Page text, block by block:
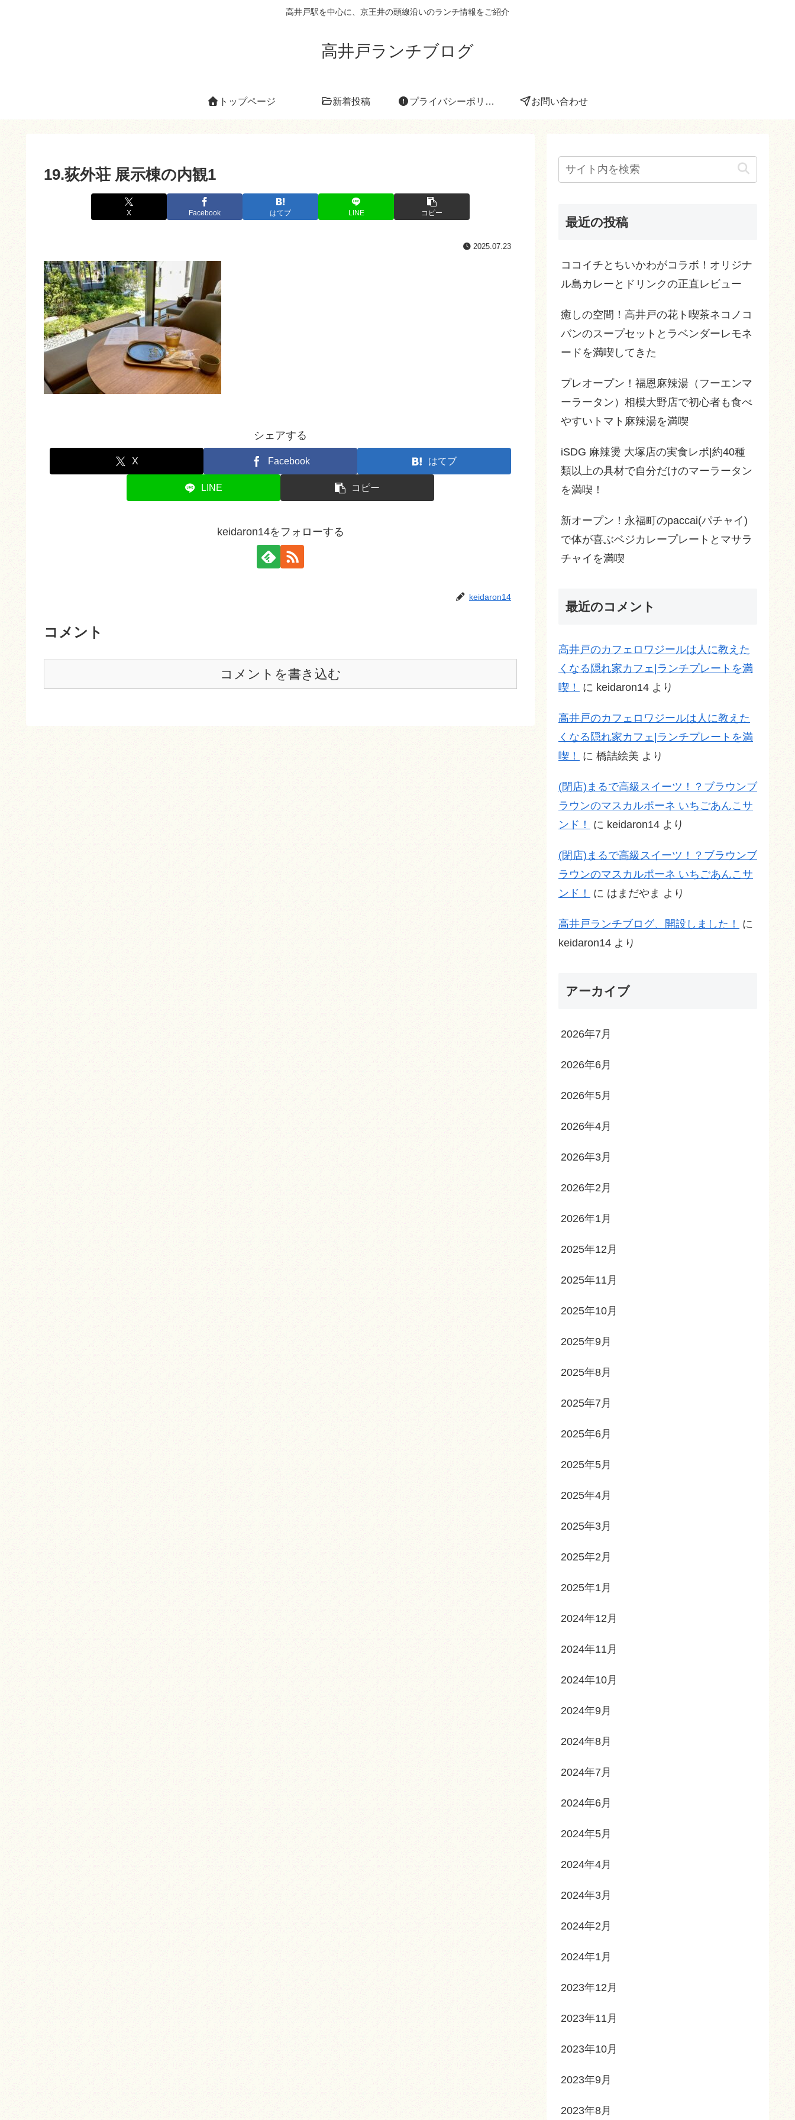
高井戸駅を中心に、京王井の頭線沿いのランチ情報をご紹介
高井戸ランチブログ
トップページ 新着投稿 プライバシーポリシー お問い合わせ
19.荻外荘 展示棟の内観1
X Facebook はてブ LINE コピー
2025.07.23
シェアする
X Facebook はてブ
LINE コピー
keidaron14をフォローする
keidaron14
コメント
コメントを書き込む
最近の投稿
ココイチとちいかわがコラボ！オリジナ
ル島カレーとドリンクの正直レビュー
癒しの空間！高井戸の花ト喫茶ネコノコ
バンのスープセットとラベンダーレモネ
ードを満喫してきた
プレオープン！福恩麻辣湯（フーエンマ
ーラータン）相模大野店で初心者も食べ
やすいトマト麻辣湯を満喫
iSDG 麻辣燙 大塚店の実食レポ|約40種
類以上の具材で自分だけのマーラータン
を満喫！
新オープン！永福町のpaccai(パチャイ)
で体が喜ぶベジカレープレートとマサラ
チャイを満喫
最近のコメント
高井戸のカフェロワジールは人に教えた
くなる隠れ家カフェ|ランチプレートを満
喫！
に keidaron14 より
高井戸のカフェロワジールは人に教えた
くなる隠れ家カフェ|ランチプレートを満
喫！
に 橋詰絵美 より
(閉店)まるで高級スイーツ！？ブラウンブ
ラウンのマスカルポーネ いちごあんこサ
ンド！
に keidaron14 より
(閉店)まるで高級スイーツ！？ブラウンブ
ラウンのマスカルポーネ いちごあんこサ
ンド！
に はまだやま より
高井戸ランチブログ、開設しました！
に
keidaron14 より
アーカイブ
2026年7月
2026年6月
2026年5月
2026年4月
2026年3月
2026年2月
2026年1月
2025年12月
2025年11月
2025年10月
2025年9月
2025年8月
2025年7月
2025年6月
2025年5月
2025年4月
2025年3月
2025年2月
2025年1月
2024年12月
2024年11月
2024年10月
2024年9月
2024年8月
2024年7月
2024年6月
2024年5月
2024年4月
2024年3月
2024年2月
2024年1月
2023年12月
2023年11月
2023年10月
2023年9月
2023年8月